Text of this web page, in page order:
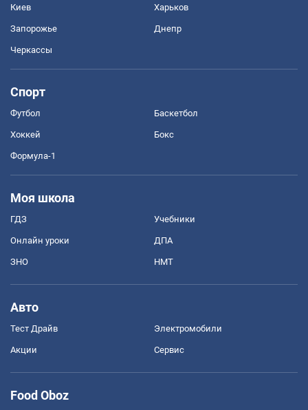
Киев Харьков
Запорожье Днепр
Черкассы
Спорт
Футбол Баскетбол
Хоккей Бокс
Формула-1
Моя школа
ГДЗ Учебники
Онлайн уроки ДПА
ЗНО НМТ
Авто
Тест Драйв Электромобили
Акции Сервис
Food Oboz